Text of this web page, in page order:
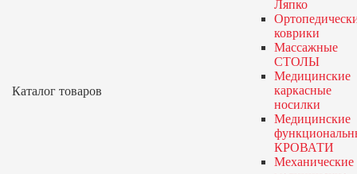
Каталог товаров
Ляпко
коврики
Массажные
СТОЛЫ
Медицинские
каркасные
носилки
Медицинские
КРОВАТИ
Механические